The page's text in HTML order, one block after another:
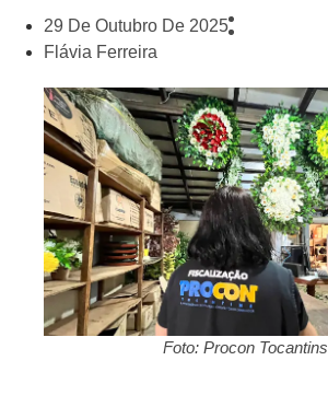
29 De Outubro De 2025
Flávia Ferreira
Foto: Procon Tocantins